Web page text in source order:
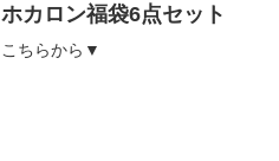
ホカロン福袋6点セット
こちらから▼